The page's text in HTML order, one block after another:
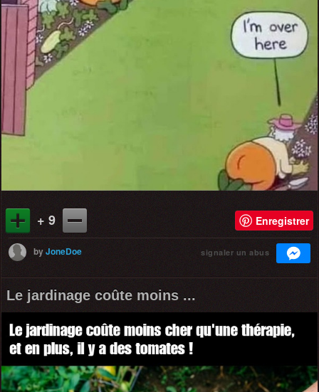
+ 9 Enregistrer
byJoneDoe signaler un abus
Le jardinage coûte moins ...